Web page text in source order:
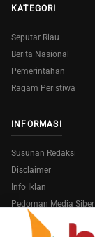
KATEGORI
Seputar Riau
Berita Nasional
Pemerintahan
Ragam Peristiwa
INFORMASI
Susunan Redaksi
Disclaimer
Info Iklan
Pedoman Media Siber